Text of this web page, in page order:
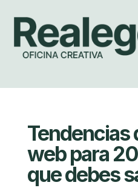
Tendencias
web para
que debes